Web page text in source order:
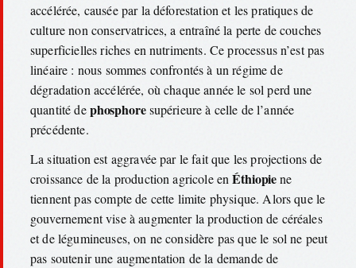
accélérée, causée par la déforestation et les pratiques de
culture non conservatrices, a entraîné la perte de couches
superficielles riches en nutriments. Ce processus n’est pas
linéaire : nous sommes confrontés à un régime de
dégradation accélérée, où chaque année le sol perd une
quantité dephosphoresupérieure à celle de l’année
précédente.
La situation est aggravée par le fait que les projections de
croissance de la production agricole enÉthiopiene
tiennent pas compte de cette limite physique. Alors que le
gouvernement vise à augmenter la production de céréales
et de légumineuses, on ne considère pas que le sol ne peut
pas soutenir une augmentation de la demande de